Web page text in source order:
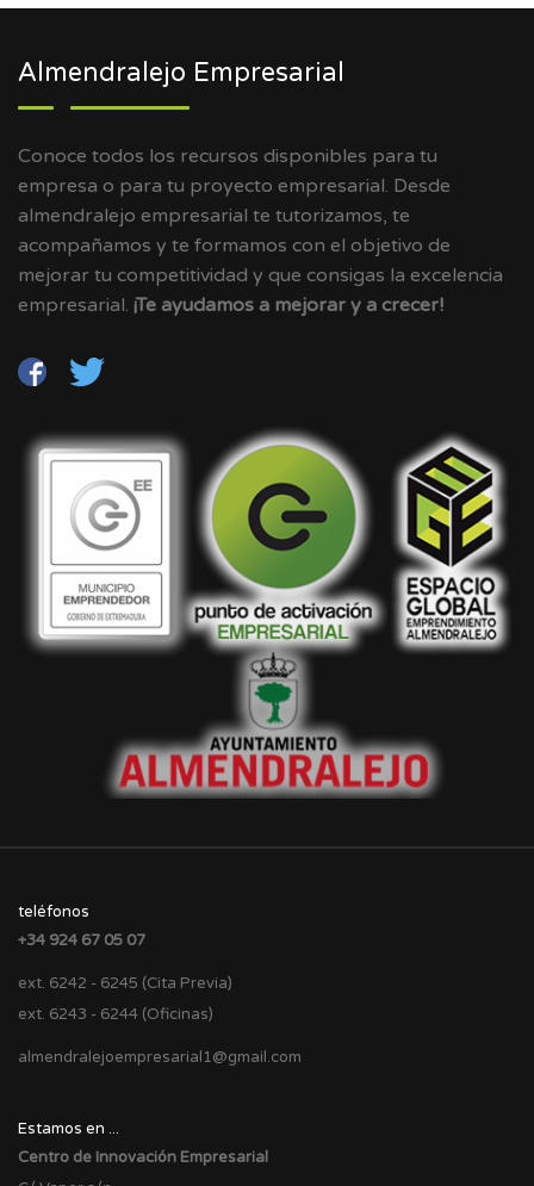
Almendralejo Empresarial
Conoce todos los recursos disponibles para tu
empresa o para tu proyecto empresarial. Desde
almendralejo empresarial te tutorizamos, te
acompañamos y te formamos con el objetivo de
mejorar tu competitividad y que consigas la excelencia
empresarial. ¡Te ayudamos a mejorar y a crecer!
teléfonos
+34 924 67 05 07
ext. 6242 - 6245 (Cita Previa)
ext. 6243 - 6244 (Oficinas)
almendralejoempresarial1@gmail.com
Estamos en ...
Centro de Innovación Empresarial